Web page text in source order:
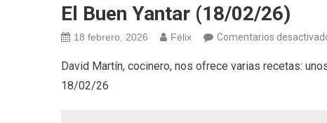
El Buen Yantar (18/02/26)
18 febrero, 2026 Félix Comentarios
David Martín, cocinero, nos ofrece varias recetas:
18/02/26